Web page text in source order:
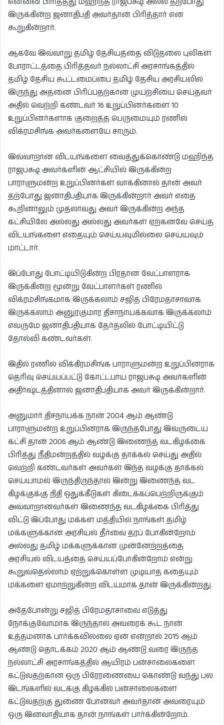
இருக்கின்ற ஜனாதிபதி அவர்தான் பிரித்தார் என
கூறுகின்றார்.
ஆகவே இவ்வாறு தமிழ் தேசியத்தை விடுதலை புலிகள்
போராட்டத்தை பிரித்தவர் நல்லாட்சி அரசாங்கத்தில்
தமிழ் தேசிய கூட்டமைப்பை தமிழ் தேசிய அரசியலில்
இருந்து அதனை பிரிப்பதற்கான முயற்சியை செய்தவர்
அதில் வெற்றி கண்டவர் 16 உறுப்பினர்களை 10
உறுப்பினர்களாக குறைத்த பெருமையும் ரணில்
விக்ரமசிங்க அவர்களையே சாரும்.
இவ்வாறான விடயங்களை வைத்துக்கொண்டு மஹிந்த
ராஜபக்ஷ அவர்களின் ஆட்சியில் இருக்கின்ற
பாராளுமன்ற உறுப்பினர்கள் வாக்கினால் தான் அவர்
தற்போது ஜனாதிபதியாக இருக்கின்றார் அவர் எதை
கூறினாலும் முதலாவது அவர் இருக்கின்ற அந்த
கட்சியிலே அல்லது அல்லது அவர்கள் ஏற்கனவே செய்த
விடயங்களை எதையும் செய்யவுமில்லை செய்யவும்
மாட்டார்.
இப்போது போட்டியிடுகின்ற பிரதான வேட்பாளராக
இருக்கின்ற மூன்று வேட்பாளர்கள் ரணில்
விக்ரமசிங்கமாக இருக்கலாம் சஜித் பிரேமதாசாவாக
இருக்கலாம் அனுரகுமார திசாநாயக்கவாக இருக்கலாம்
எவருமே ஜனாதிபதியாக தேர்தலில் போட்டியிட்டு
தோல்வி கண்டவர்கள்.
இதில் ரணில் விக்கிரமசிங்க பாராளுமன்ற உறுப்பினராக
தெரிவு செய்யப்பட்டு கோட்டபாய ராஜபக்ஷ அவர்களின்
அதிர்ஷ்டத்தினால் ஜனாதிபதியாக அவர் இருக்கின்றார்.
அனுமார் திசநாயக்க நான் 2004 ஆம் ஆண்டு
பாராளுமன்ற உறுப்பினராக இருந்தபோது இவருடைய
கட்சி தான் 2006 ஆம் ஆண்டு இணைந்த வடகிழக்கை
பிரித்து நீதிமன்றத்தில் வழக்கு தாக்கல் செய்து அதில்
வெற்றி கண்டவர்கள் அவர்கள் இந்த வழக்கு தாக்கல்
செய்யாமல் இருந்திருந்தால் இன்று இணைந்த வட
கிழக்குக்கு நிதி ஒதுக்கீடுகள் கிடைக்கப்பெற்றிருக்கும்
அவ்வாறானவர்கள் இணைந்த வடகிழக்கை பிரித்து
விட்டு இப்போது மக்கள் மத்தியில் நாங்கள் தமிழ்
மக்களுக்கான அரசியல் தீர்வை தரப் போகின்றோம்
அல்லது தமிழ் மக்களுக்கான முன்னேற்றத்தை
அரசியல் விடயத்தை செய்யப்போகின்றோம் என்று
கூறுவதெல்லாம் ஏற்றுக்கொள்ள முடியாத கதையும்
மக்களை ஏமாற்றுகின்ற விடயமாக தான் இருக்கின்றது.
அதேபோன்று சஜித் பிரேமதாசாவை எடுத்து
நோக்குவோமாக இருந்தால் அவரைக் கூட நான்
உத்தமனாக பார்க்கவில்லை ஏன் என்றால் 2015 ஆம்
ஆண்டு தொடக்கம் 2020 ஆம் ஆண்டு வரை இருந்த
நல்லாட்சி அரசாங்கத்தில் ஆயிரம் பன்சாலைகளை
கட்டுவதற்கான ஒரு பிரேரணையை கொண்டு வந்து பல
இடங்களில் வடக்கு கிழக்கில் பன்சாலைகளை
கட்டுவதற்கு துணை போனவர் அவர்தான் அவரையும்
ஒரு இனவாதியாக தான் நாங்கள் பார்க்கின்றோம்.